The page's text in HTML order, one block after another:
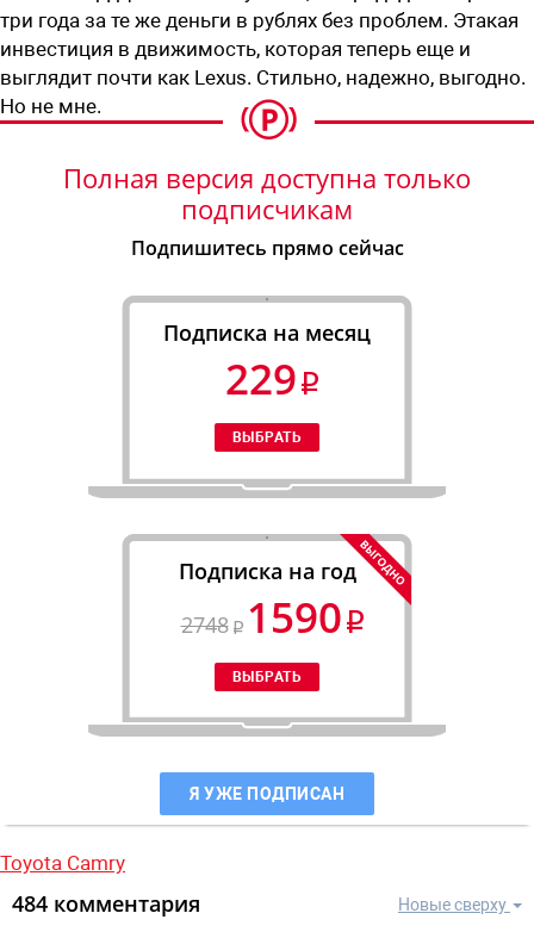
три года за те же деньги в рублях без проблем. Этакая
инвестиция в движимость, которая теперь еще и
выглядит почти как Lexus. Стильно, надежно, выгодно.
Но не мне.
Полная версия доступна только
подписчикам
Подпишитесь прямо сейчас
Подписка на месяц
229
Подписка на год
2748
1590
Я УЖЕ ПОДПИСАН
Toyota Camry
Новые сверху
484 комментария